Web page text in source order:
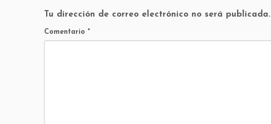
Tu dirección de correo electrónico no será publicada.
Comentario *